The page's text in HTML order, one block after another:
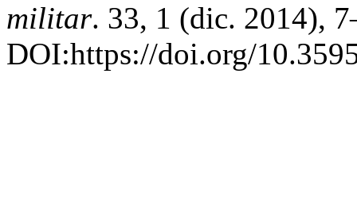
militar. 33, 1 (dic. 2014),
DOI:https://doi.org/